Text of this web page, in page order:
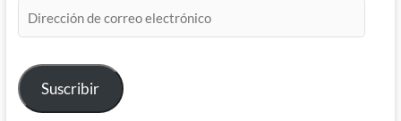
de
electrónico
Suscribir